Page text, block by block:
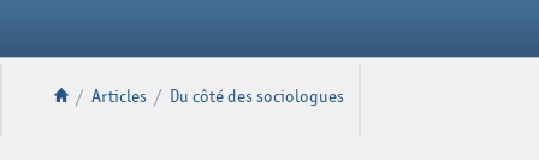
/ Articles / Du côté des sociologues